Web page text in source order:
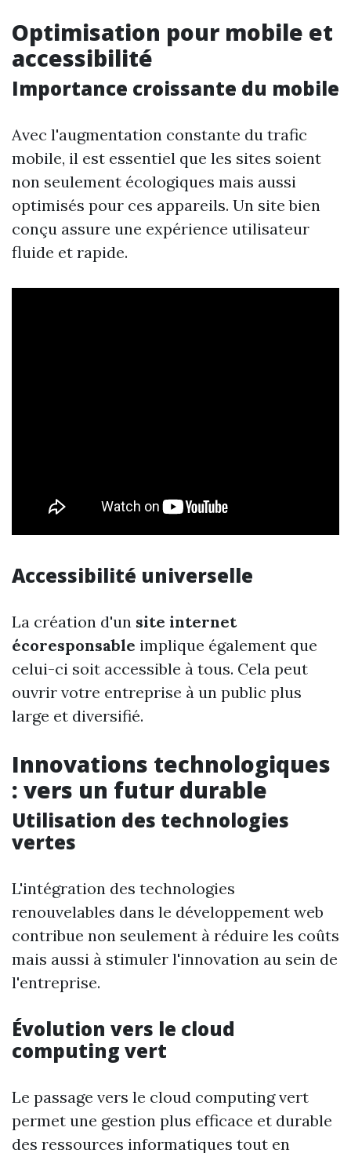
Optimisation pour mobile et
accessibilité
Importance croissante du mobile
Avec l'augmentation constante du trafic
mobile, il est essentiel que les sites soient
non seulement écologiques mais aussi
optimisés pour ces appareils. Un site bien
conçu assure une expérience utilisateur
fluide et rapide.
Accessibilité universelle
La création d'un site internet
écoresponsable implique également que
celui-ci soit accessible à tous. Cela peut
ouvrir votre entreprise à un public plus
large et diversifié.
Innovations technologiques
: vers un futur durable
Utilisation des technologies
vertes
L'intégration des technologies
renouvelables dans le développement web
contribue non seulement à réduire les coûts
mais aussi à stimuler l'innovation au sein de
l'entreprise.
Évolution vers le cloud
computing vert
Le passage vers le cloud computing vert
permet une gestion plus efficace et durable
des ressources informatiques tout en